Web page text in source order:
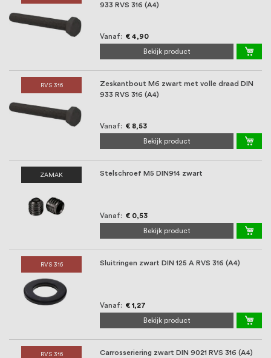
933 RVS 316 (A4)
Vanaf € 4,90
Bekijk product
RVS 316
Zeskantbout M6 zwart met volle draad DIN
933 RVS 316 (A4)
Vanaf € 8,53
Bekijk product
ZAMAK Stelschroef M5 DIN914 zwart
Vanaf € 0,53
Bekijk product
RVS 316 Sluitringen zwart DIN 125 A RVS 316 (A4)
Vanaf € 1,27
Bekijk product
RVS 316 Carrosseriering zwart DIN 9021 RVS 316 (A4)